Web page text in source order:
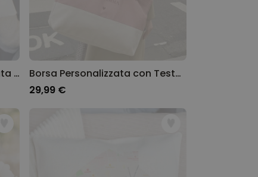
Federa Cuscino Personalizzata Mazzo di Fiori con Impronta della Mano
Borsa Personalizzata con Testo e Simbolo
29,99 €